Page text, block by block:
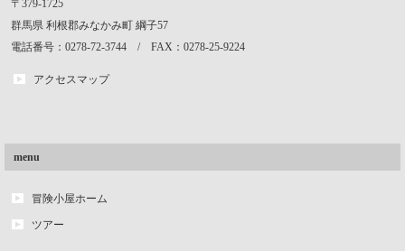
〒379-1725
群馬県 利根郡みなかみ町 綱子57
電話番号：0278-72-3744 / FAX：0278-25-9224
アクセスマップ
menu
冒険小屋ホーム
ツアー